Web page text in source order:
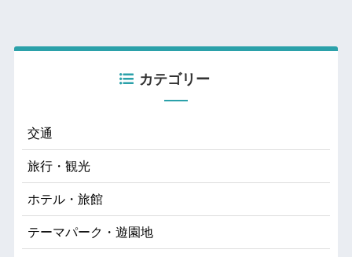
カテゴリー
交通
旅行・観光
ホテル・旅館
テーマパーク・遊園地